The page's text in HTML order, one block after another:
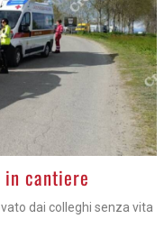
al parco don Paltrenghi